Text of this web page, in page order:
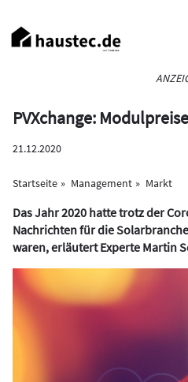
zum
Inhalt
PVXchange:
21.12.2020
Startseite Management Markt
Das Jahr 2020 hatte trotz der
Nachrichten für die
waren, erläutert Experte Martin